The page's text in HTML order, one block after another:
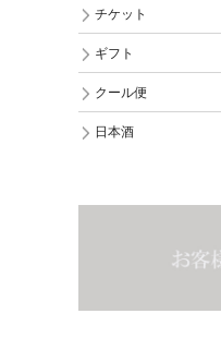
チケット
ギフト
クール便
日本酒